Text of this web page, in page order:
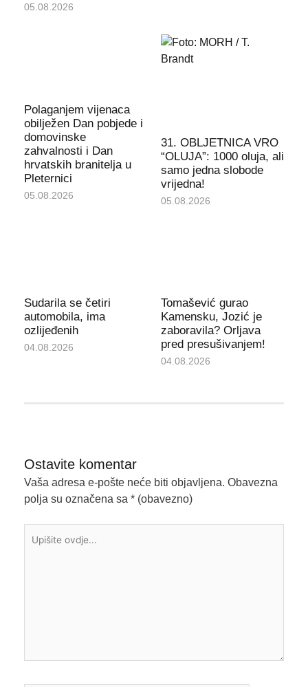
05.08.2026
Polaganjem vijenaca
obilježen Dan pobjede i
domovinske
zahvalnosti i Dan
hrvatskih branitelja u
Pleternici
05.08.2026
31. OBLJETNICA VRO
“OLUJA”: 1000 oluja, ali
samo jedna slobode
vrijedna!
05.08.2026
Sudarila se četiri
automobila, ima
ozlijeđenih
04.08.2026
Tomašević gurao
Kamensku, Jozić je
zaboravila? Orljava
pred presušivanjem!
04.08.2026
Ostavite komentar
Vaša adresa e-pošte neće biti objavljena. Obavezna
polja su označena sa * (obavezno)
ovdje...